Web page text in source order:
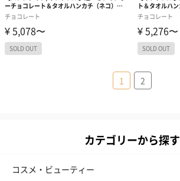
1 2
カテゴリーから探す
コスメ・ビューティー